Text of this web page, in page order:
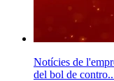
Notícies de
del bol de